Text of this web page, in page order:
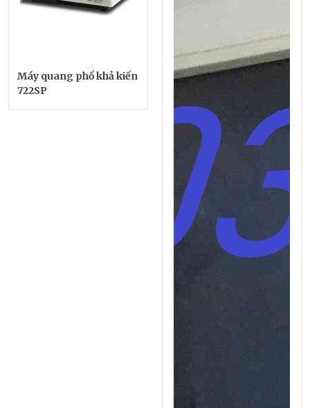
Máy quang phổ khả kiến
722SP